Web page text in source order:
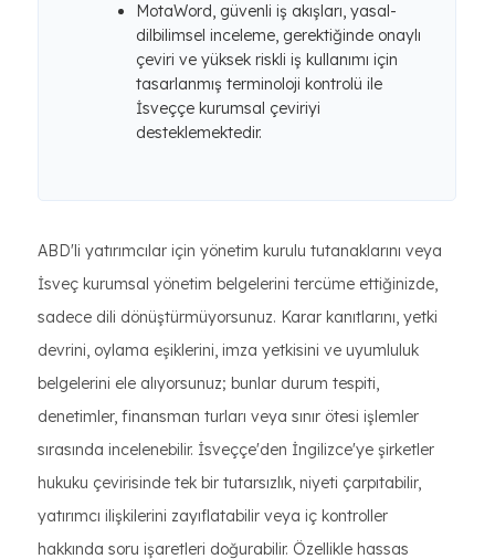
MotaWord, güvenli iş akışları, yasal-
dilbilimsel inceleme, gerektiğinde onaylı
çeviri ve yüksek riskli iş kullanımı için
tasarlanmış terminoloji kontrolü ile
İsveççe kurumsal çeviriyi
desteklemektedir.
ABD'li yatırımcılar için yönetim kurulu tutanaklarını veya
İsveç kurumsal yönetim belgelerini tercüme ettiğinizde,
sadece dili dönüştürmüyorsunuz. Karar kanıtlarını, yetki
devrini, oylama eşiklerini, imza yetkisini ve uyumluluk
belgelerini ele alıyorsunuz; bunlar durum tespiti,
denetimler, finansman turları veya sınır ötesi işlemler
sırasında incelenebilir. İsveççe'den İngilizce'ye şirketler
hukuku çevirisinde tek bir tutarsızlık, niyeti çarpıtabilir,
yatırımcı ilişkilerini zayıflatabilir veya iç kontroller
hakkında soru işaretleri doğurabilir. Özellikle hassas